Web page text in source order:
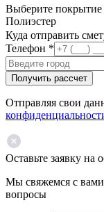
Выберите покрытие
Полиэстер
Куда отправить
Телефон *
Получить рассчет
Отправляя свои
Оставьте заявку на
Мы свяжемся с вами
вопросы